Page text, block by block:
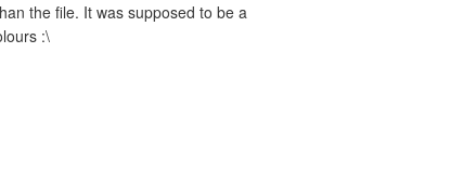
the file. It was supposed to be a
:\